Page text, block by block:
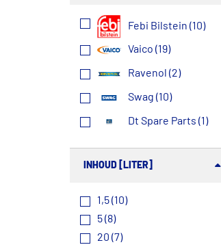
Febi Bilstein (10)
Vaico (19)
Ravenol (2)
Swag (10)
Dt Spare Parts (1)
INHOUD [LITER]
1,5 (10)
5 (8)
20 (7)